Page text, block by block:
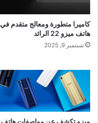
كاميرا متطورة ومعالج متقدم في
هاتف ميزو 22 الرائد
سبتمبر 9, 2025
ميزو تكشف عن مواصفات هاتف